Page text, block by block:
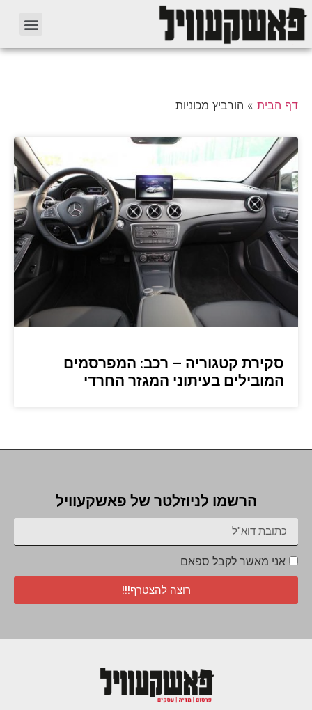
דף הבית » הורביץ מכוניות
סקירת קטגוריה – רכב: המפרסמים
המובילים בעיתוני המגזר החרדי
הרשמו לניוזלטר של פאשקעוויל
אני מאשר לקבל ספאם
רוצה להצטרף!!!